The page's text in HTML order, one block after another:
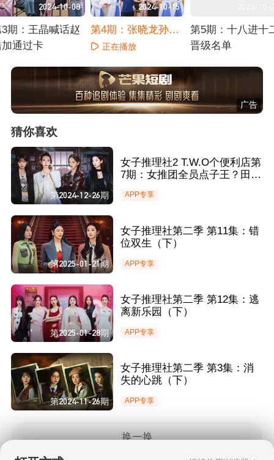
2024-10-08
期：王晶喊话赵
通过卡
2024-10-15
第4期：张晓龙孙茜
惊喜助阵
正在播放
2024-10-
第5期：十八进十
晋级名单
广告
猜你喜欢
第2024-12-26期
女子推理社2 T.W.O个便利店第
7期：女推团全员点子王？田曦
APP专享
第2025-01-21期
女子推理社第二季 第11集：错
位双生（下）
APP专享
第2025-01-28期
女子推理社第二季 第12集：逃
离新乐园（下）
APP专享
第2024-11-26期
女子推理社第二季 第3集：消
失的心跳（下）
APP专享
换一换